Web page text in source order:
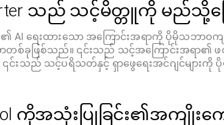
သည် သင့်မိတ္တူကို မည်သို့ပ
၏ AI ရေးထားသော အကြောင်းအရာကို ပိုမိုသဘာဝက
စ်ခုဖြစ်သည်။ ၎င်းသည် သင့်အကြောင်းအရာ၏ ဖတ်
င်းသည် သင့်ပရိသတ်နှင့် ရှာဖွေရေးအင်ဂျင်များကို
ကိုအသုံးပြုခြင်း၏အကျိုးကျေ